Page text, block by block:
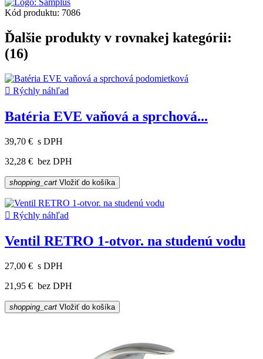
Kód produktu: 7086
Ďalšie produkty v rovnakej kategórii:
(16)
 Rýchly náhľad
Batéria EVE vaňová a sprchová...
39,70 € s DPH
32,28 € bez DPH
shopping_cart Vložiť do košíka
 Rýchly náhľad
Ventil RETRO 1-otvor. na studenú vodu
27,00 € s DPH
21,95 € bez DPH
shopping_cart Vložiť do košíka